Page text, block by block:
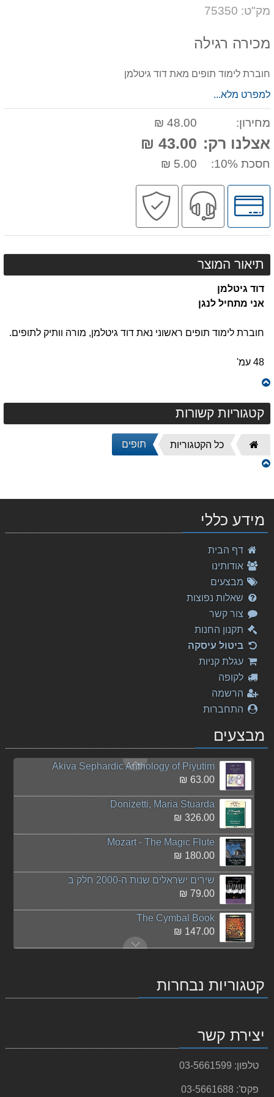
מק"ט: 75350
מכירה רגילה
חוברת לימוד תופים מאת דוד גיטלמן
למפרט מלא...
מחירון: 48.00 ₪
אצלנו רק: 43.00 ₪
חסכת 10%: 5.00 ₪
לחץ
לאפשרויות
תשלומים
שירות
מקצועי
תיאור המוצר
דוד גיטלמן
אני מתחיל לנגן
חוברת לימוד תופים ראשוני נאת דוד גיטלמן, מורה וותיק לתופים.
48 עמ'
קטגוריות קשורות
דף
הבית
כל הקטגוריות תופים
מידע כללי
דף הבית
אודותינו
מבצעים
שאלות נפוצות
צור קשר
תקנון החנות
ביטול עיסקה
עגלת קניות
לקופה
הרשמה
התחברות
מבצעים
147.00 ₪
אין
תמונה
Bach - Overture in D major, BWV 1069
125.00 ₪
המורה המצליח - להנות יותר, להרוויח יותר
50.00 ₪
שירים ישראלים שנות ה-2000
35.00 ₪
Akiva Sephardic Anthology of Piyutim
63.00 ₪
Donizetti, Maria Stuarda
326.00 ₪
Mozart - The Magic Flute
180.00 ₪
שירים ישראלים שנות ה-2000 חלק ב
79.00 ₪
The Cymbal Book
147.00 ₪
אין
Bach - Overture in D major, BWV 1069
המורה המצליח - להנות יותר, להרוויח יותר
50.00 ₪
שירים ישראלים שנות ה-2000
79.00 ₪
קטגוריות נבחרות
יצירת קשר
טלפון: 03-5661599
פקס': 03-5661688